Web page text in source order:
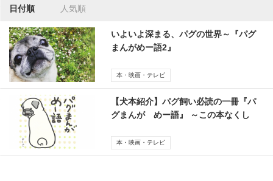
日付順 人気順
いよいよ深まる、パグの世界～『パグ
まんがめー語2』
本・映画・テレビ
【犬本紹介】パグ飼い必読の一冊『パ
グまんが めー語』 ～この本なくし
本・映画・テレビ